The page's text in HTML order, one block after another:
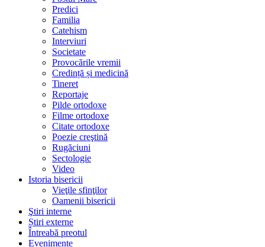
Predici
Familia
Catehism
Interviuri
Societate
Provocările vremii
Credință și medicină
Tineret
Reportaje
Pilde ortodoxe
Filme ortodoxe
Citate ortodoxe
Poezie creştină
Rugăciuni
Sectologie
Video
Istoria bisericii
Vieţile sfinţilor
Oamenii bisericii
Ştiri interne
Știri externe
Întreabă preotul
Evenimente